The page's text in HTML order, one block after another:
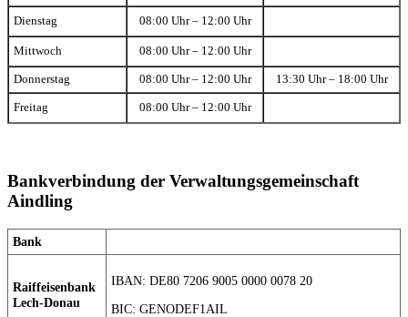
Dienstag 08:00 Uhr – 12:00 Uhr
Mittwoch 08:00 Uhr – 12:00 Uhr
Donnerstag 08:00 Uhr – 12:00 Uhr 13:30 Uhr – 18:00 Uhr
Freitag 08:00 Uhr – 12:00 Uhr
Bankverbindung der Verwaltungsgemeinschaft
Aindling
Bank
Raiffeisenbank
Lech-Donau
IBAN: DE80 7206 9005 0000 0078 20
BIC: GENODEF1AIL